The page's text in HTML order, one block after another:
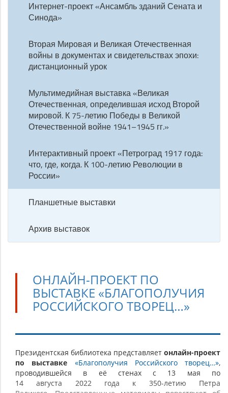
Интернет-проект «Ансамбль зданий Сената и
Синода»
Вторая Мировая и Великая Отечественная
войны в документах и свидетельствах эпохи:
дистанционный урок
Мультимедийная выставка «Великая
Отечественная, определившая исход Второй
мировой. К 75-летию Победы в Великой
Отечественной войне 1941–1945 гг.»
Интерактивный проект «Петроград 1917 года:
что, где, когда. К 100-летию Революции в
России»
Планшетные выставки
Архив выставок
ОНЛАЙН-ПРОЕКТ ПО
ВЫСТАВКЕ «БЛАГОПОЛУЧИЯ
РОССИЙСКОГО ТВОРЕЦ…»
Онлайн-
проект
по
Президентская библиотека представляет онлайн-проект
по выставке
«Благополучия Российского творец…»,
проводившейся в её стенах с 13 мая по
14 августа 2022 года к 350-летию Петра